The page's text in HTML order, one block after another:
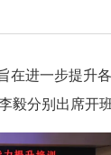
进一步提升
毅分别出席开